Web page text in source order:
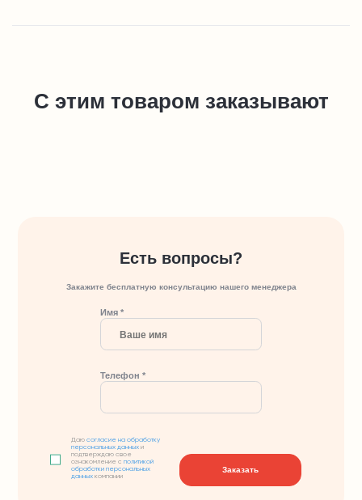
С этим товаром заказывают
Есть вопросы?
Закажите бесплатную консультацию нашего менеджера
Имя *
Телефон *
Даюсогласие на обработку
персональных данных и
подтверждаю свое
ознакомление сполитикой
обработки персональных
данных компании
Заказать